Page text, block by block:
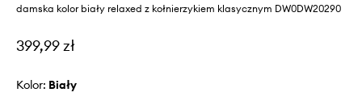
damska kolor biały relaxed z kołnierzykiem klasycznym DW0DW20290
399,99 zł
Kolor: biały